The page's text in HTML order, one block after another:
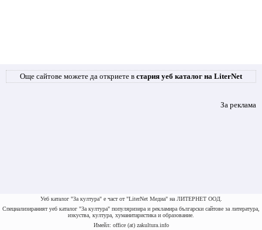
Още сайтове можете да откриете в стария уеб каталог на LiterNet
За реклама
Уеб каталог "За култура" е част от "LiterNet Медиа" на ЛИТЕРНЕТ ООД.
Специализираният уеб каталог "За култура" популяризира и рекламира български сайтове за литература,
изкуства, култура, хуманитаристика и образование.
Имейл: office (at) zakultura.info